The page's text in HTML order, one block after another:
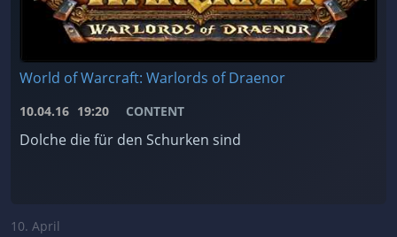
World of Warcraft: Warlords of Draenor
10.04.16 19:20 CONTENT
Dolche die für den Schurken sind
10. April